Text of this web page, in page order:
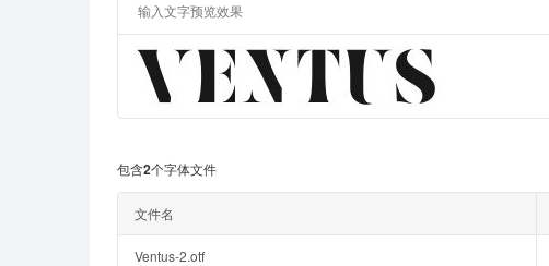
包含2个字体文件
文件名
Ventus-2.otf